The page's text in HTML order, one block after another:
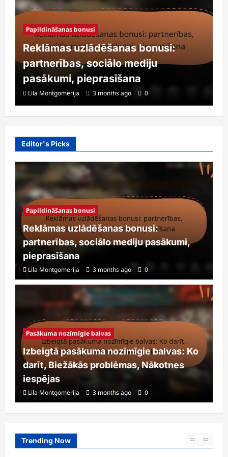
Papildināšanas bonusi
Reklāmas uzlādēšanas bonusi:
partnerības, sociālo mediju
pasākumi, pieprasīšana
Lila Montgomerija 3 months ago 0
Editor's Picks
Papildināšanas bonusi
Reklāmas uzlādēšanas bonusi:
partnerības, sociālo mediju pasākumi,
pieprasīšana
Lila Montgomerija 3 months ago 0
Pasākuma nozīmīgie balvas
Izbeigtā pasākuma nozīmīgie balvas: Ko
darīt, Biežākās problēmas, Nākotnes
iespējas
Lila Montgomerija 3 months ago 0
Trending Now